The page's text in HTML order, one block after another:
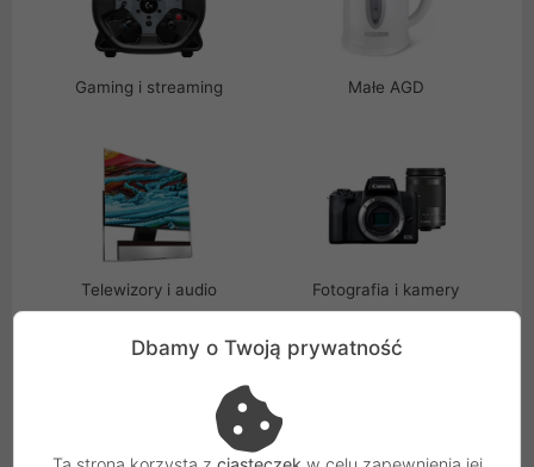
Gaming i streaming Małe AGD
Telewizory i audio Fotografia i kamery
Dbamy o Twoją prywatność